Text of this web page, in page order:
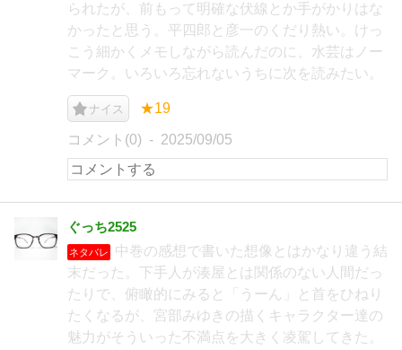
られたが、前もって明確な伏線とか手がかりはな
かったと思う。平四郎と彦一のくだり熱い。けっ
こう細かくメモしながら読んだのに、水芸はノー
マーク。いろいろ忘れないうちに次を読みたい。
ナイス ★19
コメント(0) 2025/09/05
ぐっち2525
ネタバレ
中巻の感想で書いた想像とはかなり違う結
末だった。下手人が湊屋とは関係のない人間だっ
たりで、俯瞰的にみると「うーん」と首をひねり
たくなるが、宮部みゆきの描くキャラクター達の
魅力がそういった不満点を大きく凌駕してきた。